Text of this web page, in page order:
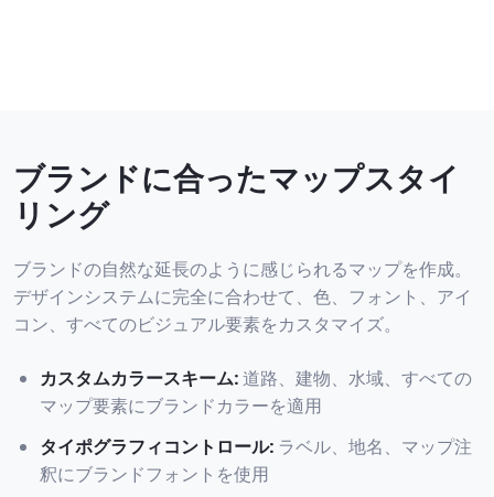
ブランドに合ったマップスタイ
リング
ブランドの自然な延長のように感じられるマップを作成。
デザインシステムに完全に合わせて、色、フォント、アイ
コン、すべてのビジュアル要素をカスタマイズ。
カスタムカラースキーム:道路、建物、水域、すべての
マップ要素にブランドカラーを適用
タイポグラフィコントロール: ラベル、地名、マップ注
釈にブランドフォントを使用